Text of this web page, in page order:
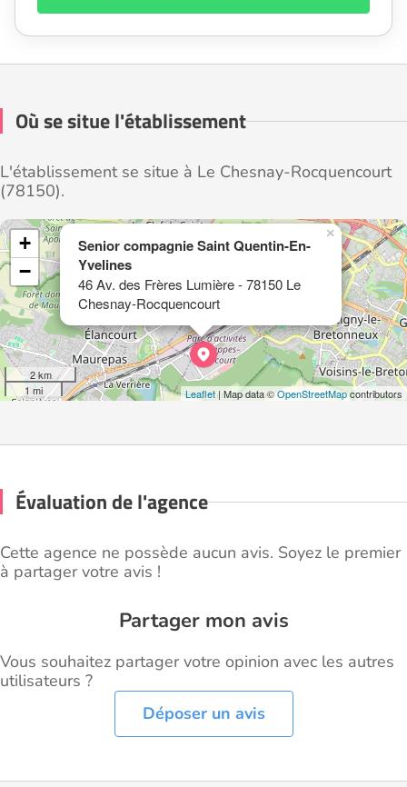
Où se situe l'établissement
L'établissement se situe à Le Chesnay-Rocquencourt
(78150).
Senior compagnie Saint Quentin-En-
Yvelines
46 Av. des Frères Lumière - 78150 Le
Chesnay-Rocquencourt
×
+
−
2 km
1 mi
Leaflet| Map data ©OpenStreetMapcontributors
Évaluation de l'agence
Cette agence ne possède aucun avis. Soyez le premier
à partager votre avis !
Partager mon avis
Vous souhaitez partager votre opinion avec les autres
utilisateurs ?
Déposer un avis